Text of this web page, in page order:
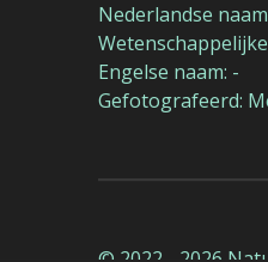
Nederlandse
Engelse naam: -
Gefotografeerd: